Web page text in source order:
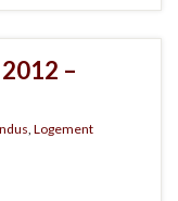
–
, Logement